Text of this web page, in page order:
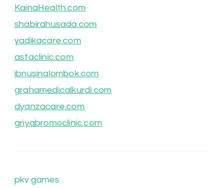
KainaHealth.com
shabirahusada.com
yadikacare.com
astaclinic.com
ibnusinalombok.com
grahamedicalkurdi.com
dyanzacare.com
griyabromoclinic.com
pkv games